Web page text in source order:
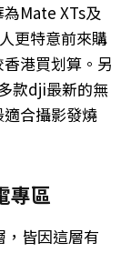
Mate XTs及
更特意前來購
港買划算。另
款dji最新的無
合攝影發燒
專區
，皆因這層有